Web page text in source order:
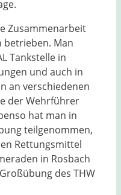
Zusammenarbeit
betrieben. Man
Tankstelle in
und auch in
an verschiedenen
der Wehrführer
hat man in
teilgenommen,
Rettungsmittel
in Rosbach
des THW